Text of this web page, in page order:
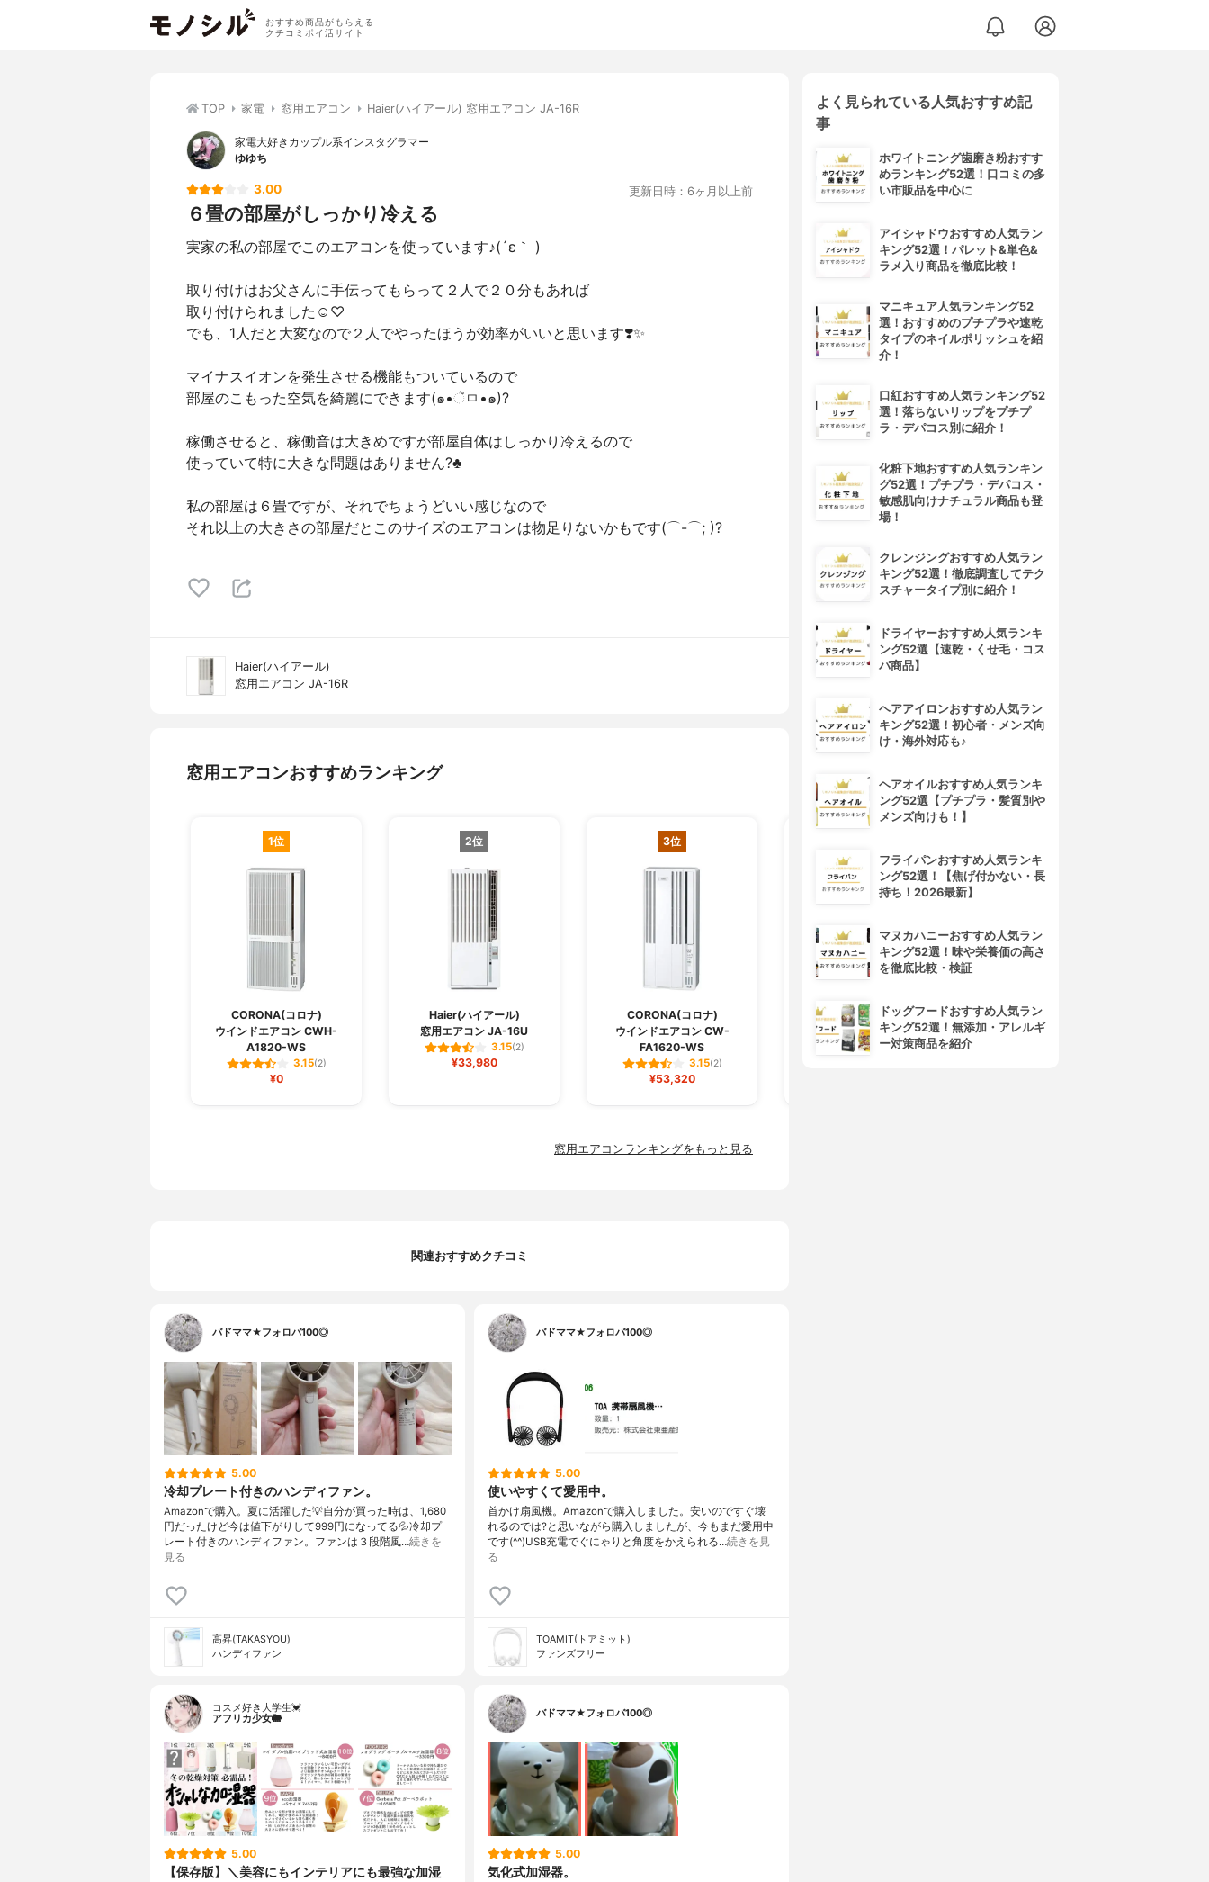
おすすめ商品がもらえる
クチコミポイ活サイト
TOP 家電 窓用エアコン Haier(ハイアール) 窓用エアコン JA-16R
家電大好きカップル系インスタグラマー
ゆゆち
3.00 更新日時：6ヶ月以上前
６畳の部屋がしっかり冷える
実家の私の部屋でこのエアコンを使っています♪(´ε｀ )
取り付けはお父さんに手伝ってもらって２人で２０分もあれば
取り付けられました☺︎♡
でも、1人だと大変なので２人でやったほうが効率がいいと思います❣️✨
マイナスイオンを発生させる機能もついているので
部屋のこもった空気を綺麗にできます(๑•ૅㅁ•๑)?
稼働させると、稼働音は大きめですが部屋自体はしっかり冷えるので
使っていて特に大きな問題はありません?♣️
私の部屋は６畳ですが、それでちょうどいい感じなので
それ以上の大きさの部屋だとこのサイズのエアコンは物足りないかもです(⌒-⌒; )?
Haier(ハイアール)
窓用エアコン JA-16R
窓用エアコンおすすめランキング
1位
CORONA(コロナ)
ウインドエアコン CWH-
A1820-WS
3.15(2)
¥0
2位
Haier(ハイアール)
窓用エアコン JA-16U
3.15(2)
¥33,980
3位
CORONA(コロナ)
ウインドエアコン CW-
FA1620-WS
3.15(2)
¥53,320
CORONA(コロナ)
ウインドエアコン CW-1620-
WS
TOYOTOMI(トヨトミ)
窓用ルームエアコン TIW-
窓用エアコンランキングをもっと見る
関連おすすめクチコミ
バドママ★フォロバ100◎
5.00
冷却プレート付きのハンディファン。
Amazonで購入。夏に活躍した💡自分が買った時は、1,680
円だったけど今は値下がりして999円になってる💦冷却プ
レート付きのハンディファン。ファンは３段階風…続きを
見る
高昇(TAKASYOU)
ハンディファン
バドママ★フォロバ100◎
5.00
使いやすくて愛用中。
首かけ扇風機。Amazonで購入しました。安いのですぐ壊
れるのでは?と思いながら購入しましたが、今もまだ愛用中
です(^^)USB充電でぐにゃりと角度をかえられる…続きを見
る
TOAMIT(トアミット)
ファンズフリー
コスメ好き大学生💓
アフリカ少女🐘
5.00
【保存版】＼美容にもインテリアにも最強な加湿
バドママ★フォロバ100◎
5.00
気化式加湿器。
よく見られている人気おすすめ記
事
ホワイトニング歯磨き粉おすす
めランキング52選！口コミの多
い市販品を中心に
アイシャドウおすすめ人気ラン
キング52選！パレット&単色&
ラメ入り商品を徹底比較！
マニキュア人気ランキング52
選！おすすめのプチプラや速乾
タイプのネイルポリッシュを紹
介！
口紅おすすめ人気ランキング52
選！落ちないリップをプチプ
ラ・デパコス別に紹介！
化粧下地おすすめ人気ランキン
グ52選！プチプラ・デパコス・
敏感肌向けナチュラル商品も登
場！
クレンジングおすすめ人気ラン
キング52選！徹底調査してテク
スチャータイプ別に紹介！
ドライヤーおすすめ人気ランキ
ング52選【速乾・くせ毛・コス
パ商品】
ヘアアイロンおすすめ人気ラン
キング52選！初心者・メンズ向
け・海外対応も♪
ヘアオイルおすすめ人気ランキ
ング52選【プチプラ・髪質別や
メンズ向けも！】
フライパンおすすめ人気ランキ
ング52選！【焦げ付かない・長
持ち！2026最新】
マヌカハニーおすすめ人気ラン
キング52選！味や栄養価の高さ
を徹底比較・検証
ドッグフードおすすめ人気ラン
キング52選！無添加・アレルギ
ー対策商品を紹介